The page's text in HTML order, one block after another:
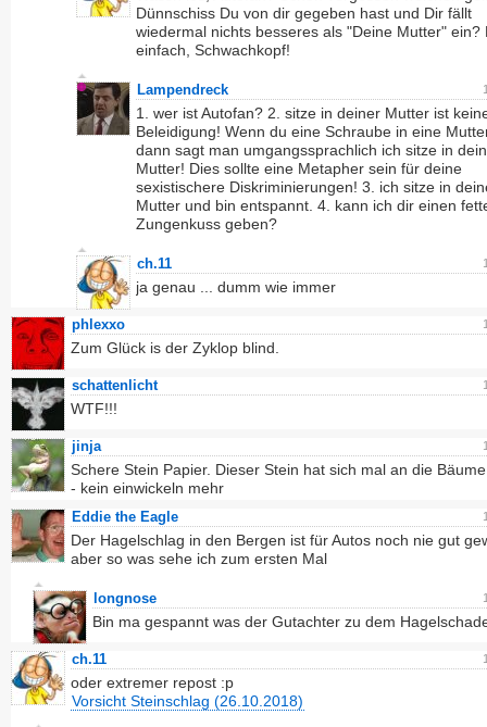
Dünnschiss Du von dir gegeben hast und Dir fällt
wiedermal nichts besseres als "Deine Mutter" ein?
einfach, Schwachkopf!
Lampendreck
1. wer ist Autofan? 2. sitze in deiner Mutter ist
Beleidigung! Wenn du eine Schraube in eine
dann sagt man umgangssprachlich ich sitze in
Mutter! Dies sollte eine Metapher sein für deine
sexistischere Diskriminierungen! 3. ich sitze in
Mutter und bin entspannt. 4. kann ich dir einen
Zungenkuss geben?
ch.11
ja genau ... dumm wie immer
phlexxo
Zum Glück is der Zyklop blind.
schattenlicht
WTF!!!
jinja
Schere Stein Papier. Dieser Stein hat sich mal an die
- kein einwickeln mehr
Eddie the Eagle
Der Hagelschlag in den Bergen ist für Autos noch nie gut
aber so was sehe ich zum ersten Mal
longnose
Bin ma gespannt was der Gutachter zu dem
ch.11
oder extremer repost :p
Vorsicht Steinschlag (26.10.2018)